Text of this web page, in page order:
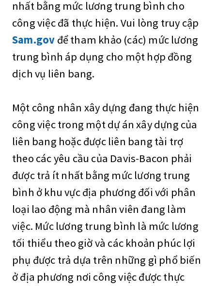
nhất bằng mức lương trung bình cho
công việc đã thực hiện. Vui lòng truy cập
Sam.gov để tham khảo (các) mức lương
trung bình áp dụng cho một hợp đồng
dịch vụ liên bang.
Một công nhân xây dựng đang thực hiện
công việc trong một dự án xây dựng của
liên bang hoặc được liên bang tài trợ
theo các yêu cầu của Davis-Bacon phải
được trả ít nhất bằng mức lương trung
bình ở khu vực địa phương đối với phân
loại lao động mà nhân viên đang làm
việc. Mức lương trung bình là mức lương
tối thiểu theo giờ và các khoản phúc lợi
phụ được trả dựa trên những gì phổ biến
ở địa phương nơi công việc được thực